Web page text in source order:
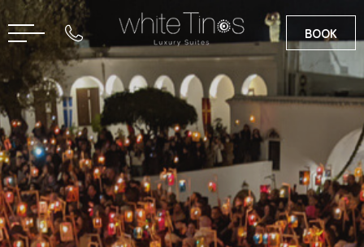
EN
BOOK